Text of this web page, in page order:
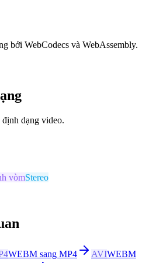
bởi WebCodecs và WebAssembly.
dạng video.
vòmStereo
WEBM sang MP4 AVIWEBM